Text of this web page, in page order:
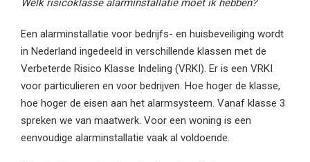
Welk risicoklasse alarminstallatie moet ik hebben?
Een alarminstallatie voor bedrijfs- en huisbeveiliging wordt
in Nederland ingedeeld in verschillende klassen met de
Verbeterde Risico Klasse Indeling (VRKI). Er is een VRKI
voor particulieren en voor bedrijven. Hoe hoger de klasse,
hoe hoger de eisen aan het alarmsysteem. Vanaf klasse 3
spreken we van maatwerk. Voor een woning is een
eenvoudige alarminstallatie vaak al voldoende.